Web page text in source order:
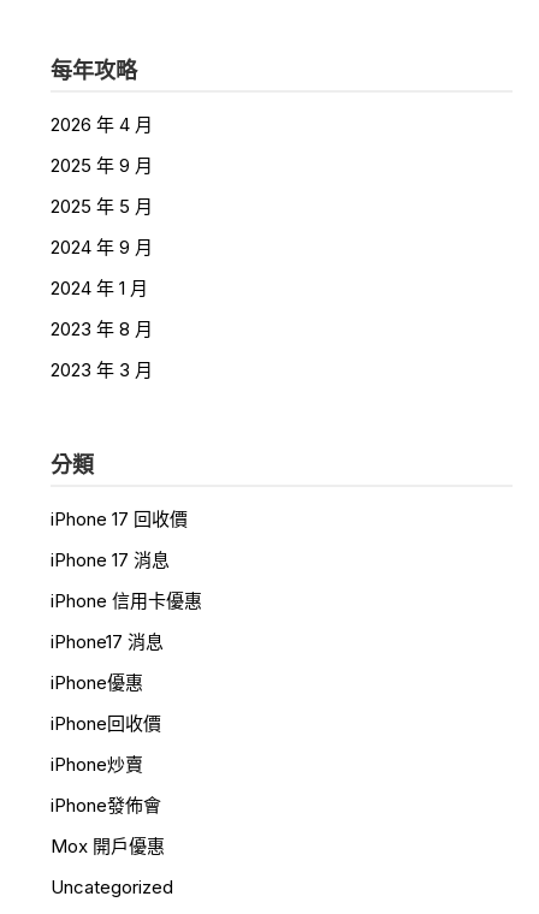
每年攻略
2026 年 4 月
2025 年 9 月
2025 年 5 月
2024 年 9 月
2024 年 1 月
2023 年 8 月
2023 年 3 月
分類
iPhone 17 回收價
iPhone 17 消息
iPhone 信用卡優惠
iPhone17 消息
iPhone優惠
iPhone回收價
iPhone炒賣
iPhone發佈會
Mox 開戶優惠
Uncategorized